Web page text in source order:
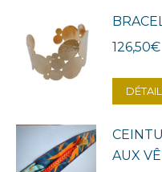
126,50€
AUX